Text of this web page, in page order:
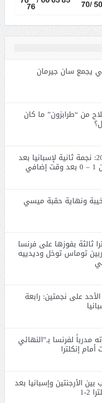
يجمع سان جيرمان
من “طرابزون” ما كان
نهائي مونديال 2026: نجمة ثانية لإسبانيا بعد
ونهاية حقبة ميسي
إنكلترا ثالثة بفوزها على فرنسا
توماس توخل وديدييه
الأحد على نجمتين: رابعة
لفرنسا بـ”النهائي
إنكلترا
اللقب بين الأرجنتين وإسبانيا بعد
1